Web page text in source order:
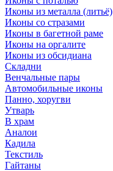
Иконы из металла (литьё)
Иконы со стразами
Иконы в багетной раме
Иконы на оргалите
Иконы из обсидиана
Складни
Венчальные пары
Автомобильные иконы
Панно, хоругви
Утварь
В храм
Аналои
Кадила
Текстиль
Гайтаны